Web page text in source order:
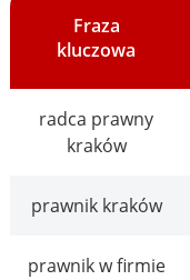
Fraza
kluczowa
radca prawny
kraków
prawnik kraków
prawnik w firmie